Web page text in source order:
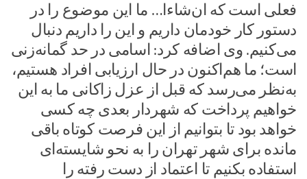
فعلی است که ان‌شاءا… ما این موضوع را در
دستور کار خودمان داریم و این را داریم دنبال
می‌کنیم. وی اضافه کرد: اسامی در حد گمانه‌زنی
است؛ ما هم‌اکنون در حال ارزیابی افراد هستیم،
به‌نظر می‌رسد که قبل از عزل زاکانی ما به این
خواهیم پرداخت که شهردار بعدی چه کسی
خواهد بود تا بتوانیم از این فرصت کوتاه باقی
مانده برای شهر تهران را به نحو شایسته‌ای
استفاده بکنیم تا اعتماد از دست رفته را